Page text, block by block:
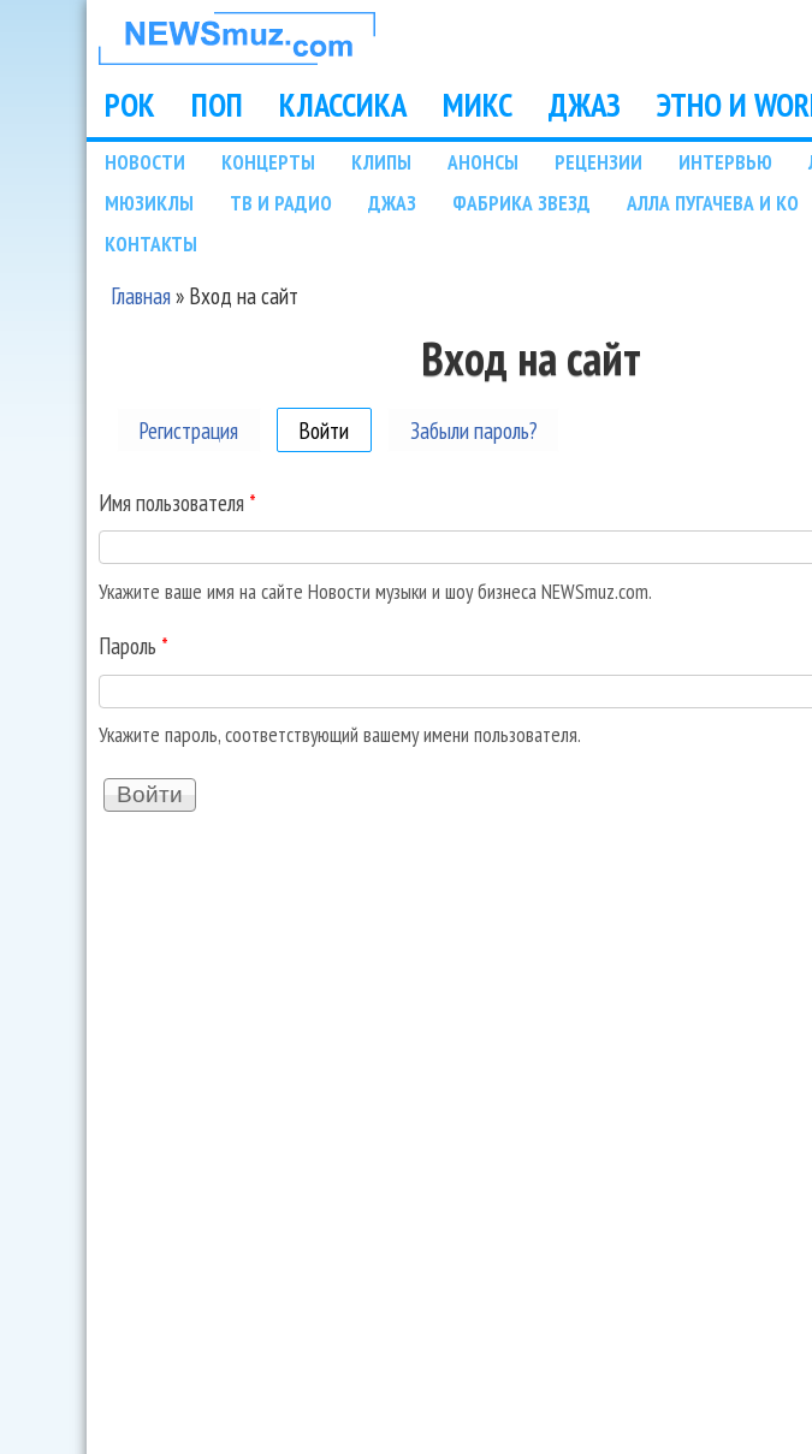
НОВОСТИ
МУЗЫКИ И
ШОУ БИЗНЕСА
NEWSMUZ.COM
Main menu
РОК ПОП КЛАССИКА МИКС ДЖАЗ ЭТНО И
Подразделы
НОВОСТИ КОНЦЕРТЫ КЛИПЫ АНОНСЫ РЕЦЕНЗИИ ИНТЕРВЬЮ
МЮЗИКЛЫ
ТВ И РАДИО ДЖАЗ ФАБРИКА ЗВЕЗД АЛЛА ПУГАЧЕВА И КО
КОНТАКТЫ
Вы здесь
Главная» Вход на сайт
Вход на сайт
Регистрация Войти (активная вкладка)
Забыли пароль?
Имя пользователя *
Укажите ваше имя на сайте Новости музыки и шоу бизнеса NEWSmuz.com.
Пароль *
Укажите пароль, соответствующий вашему имени пользователя.